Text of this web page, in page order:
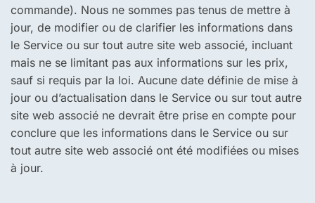
commande). Nous ne sommes pas tenus de mettre à
jour, de modifier ou de clarifier les informations dans
le Service ou sur tout autre site web associé, incluant
mais ne se limitant pas aux informations sur les prix,
sauf si requis par la loi. Aucune date définie de mise à
jour ou d’actualisation dans le Service ou sur tout autre
site web associé ne devrait être prise en compte pour
conclure que les informations dans le Service ou sur
tout autre site web associé ont été modifiées ou mises
à jour.